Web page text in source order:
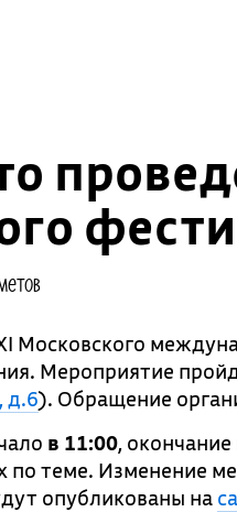
Московского
Мероприятие
д.6). Обращение
в 11:00, окончание
по теме. Изменение
опубликованы на